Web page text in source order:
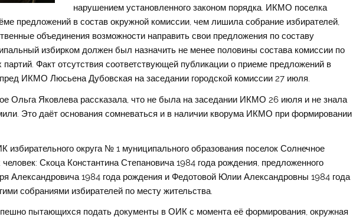
нарушением установленного законом порядка. ИКМО поселка
предложений в состав окружной комиссии, чем лишила собрание избирателей,
объединения возможности направить свои предложения по составу
избирком должен был назначить не менее половины состава комиссии по
Факт отсутствия соответствующей публикации о приеме предложений в
ИКМО Люсьена Дубовская на заседании городской комиссии 27 июля.
Ольга Яковлева рассказала, что не была на заседании ИКМО 26 июля и не знала
Это даёт основания сомневаться и в наличии кворума ИКМО при формировании
округа № 1 муниципального образования поселок Солнечное
Скоца Константина Степановича 1984 года рождения, предложенного
Александровича 1984 года рождения и Федотовой Юлии Александровны 1984 года
собраниями избирателей по месту жительства.
пытающихся подать документы в ОИК с момента её формирования, окружная